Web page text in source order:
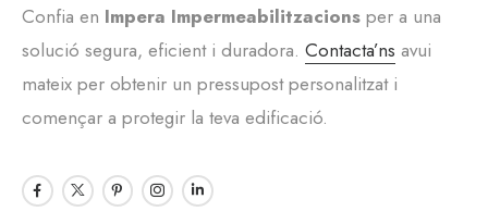
Confia en Impera Impermeabilitzacions per a una
solució segura, eficient i duradora. Contacta’ns avui
mateix per obtenir un pressupost personalitzat i
començar a protegir la teva edificació.